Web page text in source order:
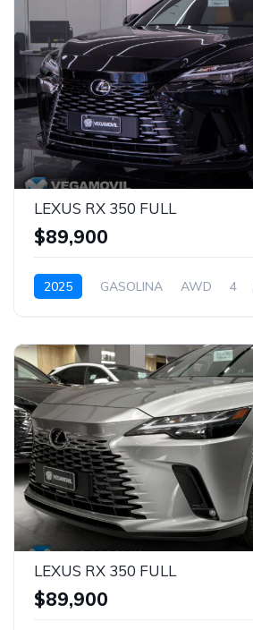
LEXUS RX 350 FULL
$89,900
2025 GASOLINA AWD 4
LEXUS RX 350 FULL
$89,900